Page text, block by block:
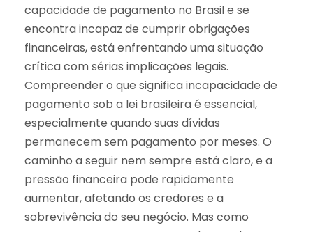
capacidade de pagamento no Brasil e se
encontra incapaz de cumprir obrigações
financeiras, está enfrentando uma situação
crítica com sérias implicações legais.
Compreender o que significa incapacidade de
pagamento sob a lei brasileira é essencial,
especialmente quando suas dívidas
permanecem sem pagamento por meses. O
caminho a seguir nem sempre está claro, e a
pressão financeira pode rapidamente
aumentar, afetando os credores e a
sobrevivência do seu negócio. Mas como